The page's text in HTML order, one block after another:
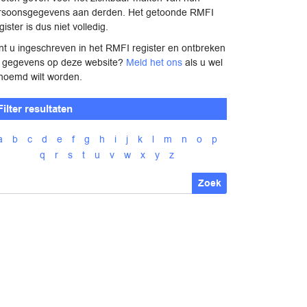
aan derden. Het getoonde RMFI
is dus niet volledig.
u ingeschreven in het RMFI register en ontbreken
op deze website? Meld het ons als u wel
wilt worden.
resultaten
b c d e f g h i j k l m n o
p
q
r s t u v w x y z
Zoek